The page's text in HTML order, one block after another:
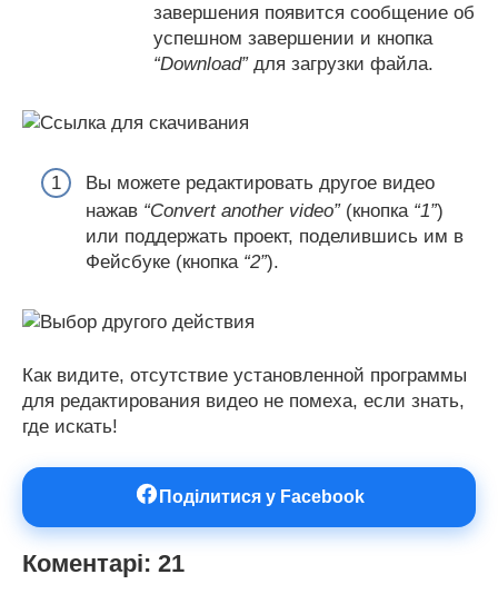
завершения появится сообщение об
успешном завершении и кнопка
“Download”для загрузки файла.
Вы можете редактировать другое видео
нажав “Convert another video”(кнопка “1”)
или поддержать проект, поделившись им в
Фейсбуке (кнопка “2”).
Как видите, отсутствие установленной программы
для редактирования видео не помеха, если знать,
где искать!
Поділитися у Facebook
Коментарі: 21